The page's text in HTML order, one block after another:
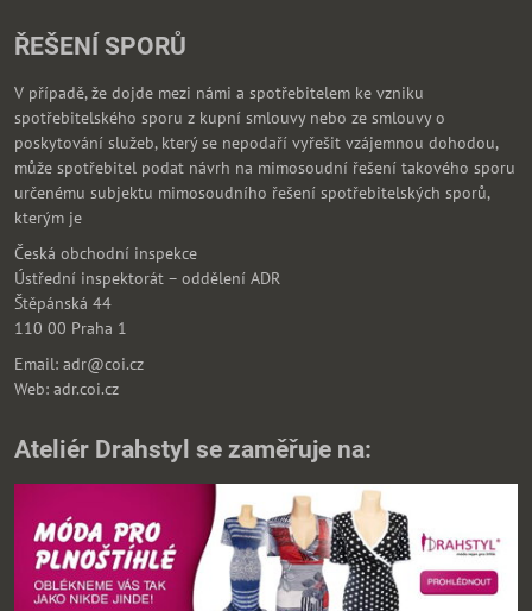
ŘEŠENÍ SPORŮ
V případě, že dojde mezi námi a spotřebitelem ke vzniku
spotřebitelského sporu z kupní smlouvy nebo ze smlouvy o
poskytování služeb, který se nepodaří vyřešit vzájemnou dohodou,
může spotřebitel podat návrh na mimosoudní řešení takového sporu
určenému subjektu mimosoudního řešení spotřebitelských sporů,
kterým je
Česká obchodní inspekce
Ústřední inspektorát – oddělení ADR
Štěpánská 44
110 00 Praha 1
Email: adr@coi.cz
Web: adr.coi.cz
Ateliér Drahstyl se zaměřuje na: